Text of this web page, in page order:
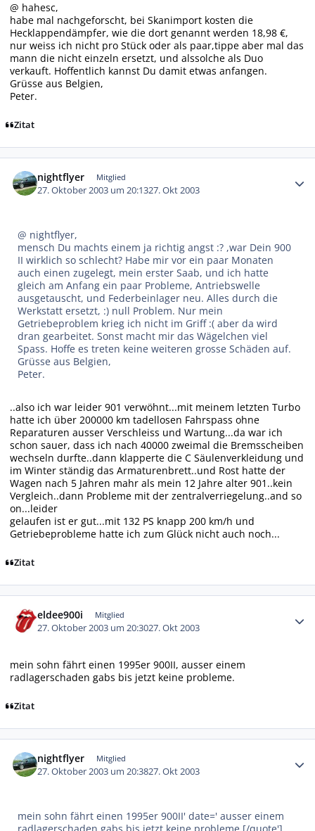
@ hahesc,
habe mal nachgeforscht, bei Skanimport kosten die
Hecklappendämpfer, wie die dort genannt werden 18,98 €,
nur weiss ich nicht pro Stück oder als paar,tippe aber mal das
mann die nicht einzeln ersetzt, und alssolche als Duo
verkauft. Hoffentlich kannst Du damit etwas anfangen.
Grüsse aus Belgien,
Peter.
Zitat
nightflyer Mitglied
27. Oktober 2003 um 20:1327. Okt 2003
@ nightflyer,
mensch Du machts einem ja richtig angst :? ,war Dein 900
II wirklich so schlecht? Habe mir vor ein paar Monaten
auch einen zugelegt, mein erster Saab, und ich hatte
gleich am Anfang ein paar Probleme, Antriebswelle
ausgetauscht, und Federbeinlager neu. Alles durch die
Werkstatt ersetzt, :) null Problem. Nur mein
Getriebeproblem krieg ich nicht im Griff :( aber da wird
dran gearbeitet. Sonst macht mir das Wägelchen viel
Spass. Hoffe es treten keine weiteren grosse Schäden auf.
Grüsse aus Belgien,
Peter.
..also ich war leider 901 verwöhnt...mit meinem letzten Turbo
hatte ich über 200000 km tadellosen Fahrspass ohne
Reparaturen ausser Verschleiss und Wartung...da war ich
schon sauer, dass ich nach 40000 zweimal die Bremsscheiben
wechseln durfte..dann klapperte die C Säulenverkleidung und
im Winter ständig das Armaturenbrett..und Rost hatte der
Wagen nach 5 Jahren mahr als mein 12 Jahre alter 901..kein
Vergleich..dann Probleme mit der zentralverriegelung..and so
on...leider
gelaufen ist er gut...mit 132 PS knapp 200 km/h und
Getriebeprobleme hatte ich zum Glück nicht auch noch...
Zitat
eldee900i Mitglied
27. Oktober 2003 um 20:3027. Okt 2003
mein sohn fährt einen 1995er 900II, ausser einem
radlagerschaden gabs bis jetzt keine probleme.
Zitat
nightflyer Mitglied
27. Oktober 2003 um 20:3827. Okt 2003
mein sohn fährt einen 1995er 900II' date=' ausser einem